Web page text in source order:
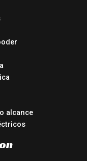
alcance